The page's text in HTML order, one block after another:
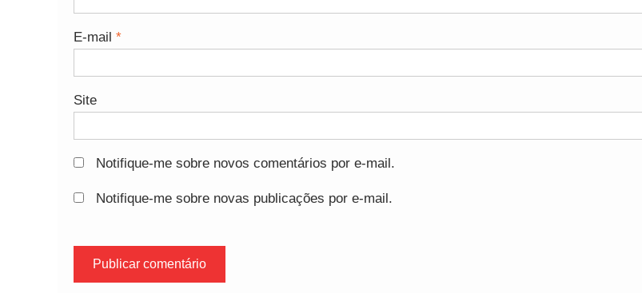
E-mail *
Site
Notifique-me sobre novos comentários por e-mail.
Notifique-me sobre novas publicações por e-mail.